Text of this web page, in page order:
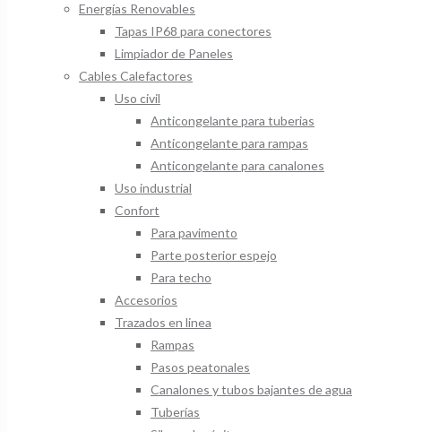
Energías Renovables
Tapas IP68 para conectores
Limpiador de Paneles
Cables Calefactores
Uso civil
Anticongelante para tuberias
Anticongelante para rampas
Anticongelante para canalones
Uso industrial
Confort
Para pavimento
Parte posterior espejo
Para techo
Accesorios
Trazados en linea
Rampas
Pasos peatonales
Canalones y tubos bajantes de agua
Tuberías